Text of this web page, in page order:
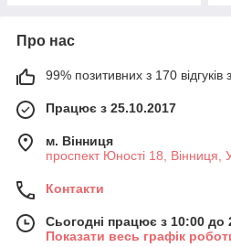
Про нас
99% позитивних з 170 відгуків
Працює з 25.10.2017
м. Вінниця
проспект Юності 18, Вінниця,
Контакти
Сьогодні працює з 10:00 до
Показати весь графік